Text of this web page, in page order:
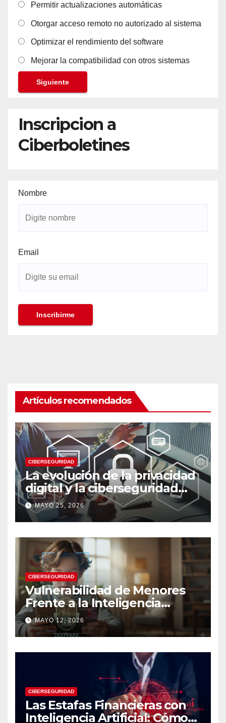
Permitir actualizaciones automáticas
Otorgar acceso remoto no autorizado al sistema
Optimizar el rendimiento del software
Mejorar la compatibilidad con otros sistemas
Siguiente
Inscripcion a
Ciberboletines
Nombre
Email
Artículos recomendados
CIBERSEGURIDAD
La evolución de la privacidad
digital y la ciberseguridad
moderna
MAYO 25, 2026
CIBERSEGURIDAD
Vulnerabilidad de Menores
Frente a la Inteligencia
Artificial: Riesgos Digitales,
Manipulación y Protección
Tecnológica
MAYO 12, 2026
CIBERSEGURIDAD
Las Estafas Financieras con
Inteligencia Artificial: Cómo